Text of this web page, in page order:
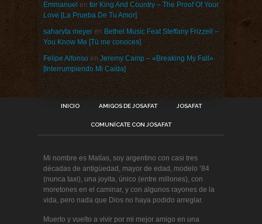
Emmanuelenfor King And Country – The Proof Of Your
Love [La Prueba De Tu Amor]
saharyta meyerenBethel Music Feat Steffany Frizzell –
You Know Me [Tú me conoces]
Felipe AlfonsoenJeremy Camp – «Breaking My Fall»
[Interrumpiendo Mi Caída]
INICIO AMIGOS DE JOSAFAT JOSAFAT
COMUNÍCATE CON JOSAFAT
Mi nombre es Matías, soy argentino con casi tres
décadas de antigüedad, mayor de edad, modelo ’84
(nunca taxi), una joyita, único (entre millones), con
moretones en el caminar, y con algunos rayones de la
vida, pero nada que Dios no haya podido arreglar.
Muerto y vuelto a vivir por mi mejor amigo en una